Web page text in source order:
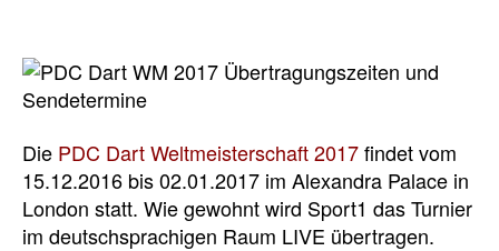
Die PDC Dart Weltmeisterschaft 2017findet vom
15.12.2016 bis 02.01.2017 im Alexandra Palace in
London statt. Wie gewohnt wird Sport1 das Turnier
im deutschsprachigen Raum LIVE übertragen.